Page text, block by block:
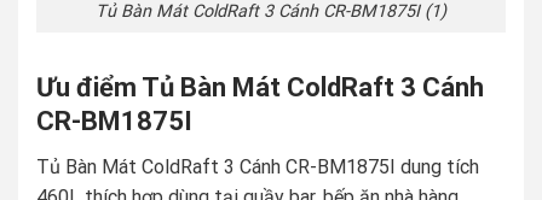
Tủ Bàn Mát ColdRaft 3 Cánh CR-BM1875I (1)
Ưu điểm Tủ Bàn Mát ColdRaft 3 Cánh
CR-BM1875I
Tủ Bàn Mát ColdRaft 3 Cánh CR-BM1875I dung tích